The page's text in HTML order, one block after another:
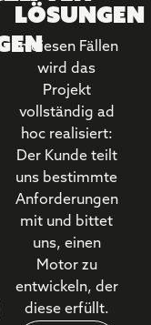
Lösungen
In diesen Fällen
wird das
Projekt
vollständig ad
hoc realisiert:
Der Kunde teilt
uns bestimmte
Anforderungen
mit und bittet
uns, einen
Motor zu
entwickeln, der
diese erfüllt.